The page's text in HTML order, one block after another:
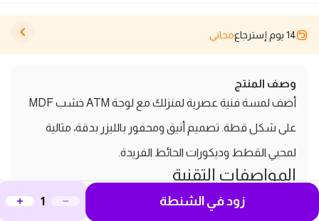
14 يوم إسترجاع مجاني
وصف المنتج
أضف لمسة فنية عصرية لمنزلك مع لوحة ATM خشب MDF
على شكل قطة. تصميم أنيق ومحفور بالليزر بدقة، مثالية
لمحبي القطط وديكورات الحائط الفريدة.
المواصفات التقنية
البراند:زود في الشنطة